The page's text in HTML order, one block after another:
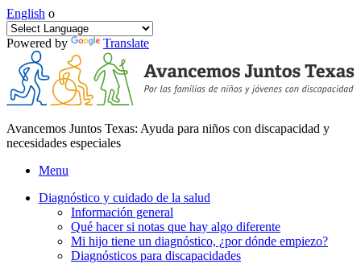
English o
Powered by Translate
Avancemos Juntos Texas: Ayuda para niños con discapacidad y
necesidades especiales
Menu
Diagnóstico y cuidado de la salud
Información general
Qué hacer si notas que hay algo diferente
Mi hijo tiene un diagnóstico, ¿por dónde empiezo?
Diagnósticos para discapacidades